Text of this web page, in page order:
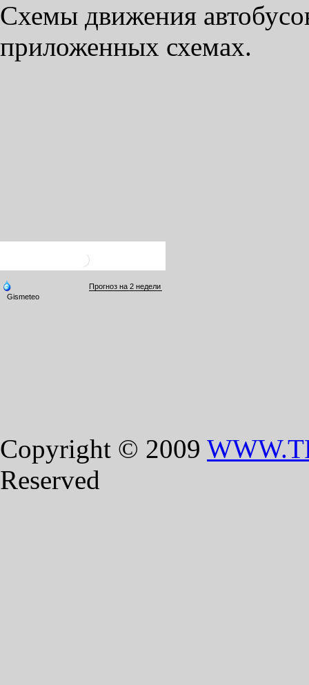
Схемы движения
приложенных схемах.
Copyright © 2009
Reserved